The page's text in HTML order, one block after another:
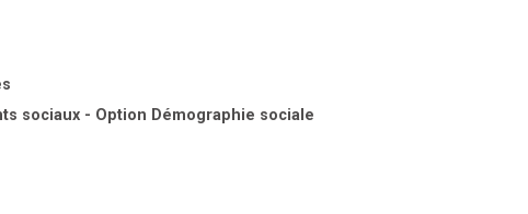
sociaux - Option Démographie sociale